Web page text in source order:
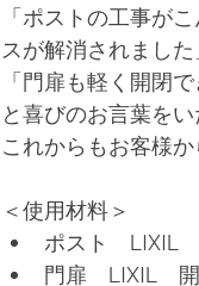
「ポストの工事が
スが解消されまし
「門扉も軽く開閉
と喜びのお言葉を
これからもお客様
＜使用材料＞
ポスト　LIXIL
門扉　LIXIL　